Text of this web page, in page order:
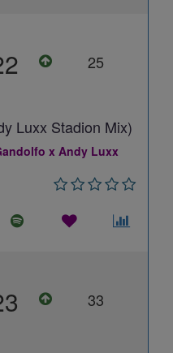
25
Luxx Stadion Mix)
x Andy Luxx
33